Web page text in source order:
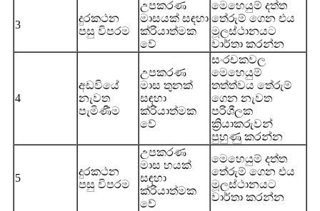
3
දුරකථන
පසු විපරම
උපකරණ
මාසයක් සඳහා
ක්රියාත්මක
වේ
මෙහෙයුම් දත්ත
තේරුම් ගෙන එය
මූලස්ථානයට
වාර්තා කරන්න
4
අඩවියේ
නැවත
පැමිණීම
උපකරණ
මාස තුනක්
සඳහා
ක්රියාත්මක
වේ
සංරචකවල
මෙහෙයුම්
තත්ත්වය තේරුම්
ගෙන නැවත
පරිශීලක
ක්‍රියාකරුවන්
පුහුණු කරන්න
5
දුරකථන
පසු විපරම
උපකරණ
මාස හයක්
සඳහා
ක්රියාත්මක
වේ
මෙහෙයුම් දත්ත
තේරුම් ගෙන එය
මූලස්ථානයට
වාර්තා කරන්න